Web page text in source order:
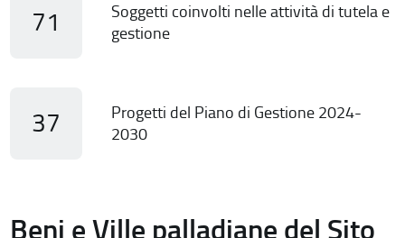
71
Soggetti coinvolti nelle attività di tutela e
gestione
37
Progetti del Piano di Gestione 2024-
2030
Beni e Ville palladiane del Sito